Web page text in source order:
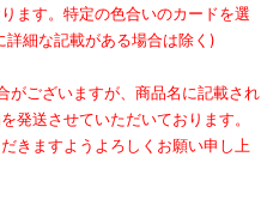
ます。特定の色合いのカードを選
細な記載がある場合は除く)
がございますが、商品名に記載され
発送させていただいております。
きますようよろしくお願い申し上